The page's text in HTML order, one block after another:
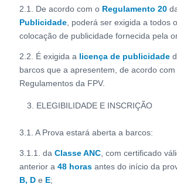
2.1. De acordo com o Regulamento 20
Publicidade, poderá ser exigida a todos
colocação de publicidade fornecida pela
2.2. É exigida a licença de publicidade
barcos que a apresentem, de acordo com
Regulamentos da FPV.
ELEGIBILIDADE E INSCRIÇÃO
3.1. A Prova estará aberta a barcos:
3.1.1. da Classe ANC, com certificado
anterior a 48 horas antes do início da
B, D e E;